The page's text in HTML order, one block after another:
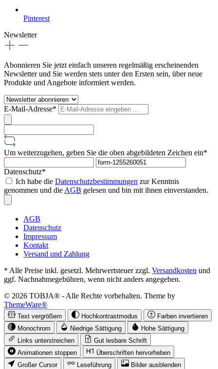
Pinterest
Newsletter
Abonnieren Sie jetzt einfach unseren regelmäßig erscheinenden
Newsletter und Sie werden stets unter den Ersten sein, über neue
Produkte und Angebote informiert werden.
E-Mail-Adresse*
Um weiterzugehen, geben Sie die oben abgebildeten Zeichen ein*
Datenschutz*
Ich habe die Datenschutzbestimmungen zur Kenntnis
genommen und die AGB gelesen und bin mit ihnen einverstanden.
AGB
Datenschutz
Impressum
Kontakt
Versand und Zahlung
* Alle Preise inkl. gesetzl. Mehrwertsteuer zzgl. Versandkosten und
ggf. Nachnahmegebühren, wenn nicht anders angegeben.
© 2026 TOBJA® - Alle Rechte vorbehalten. Theme by
ThemeWare®
Text vergrößern Hochkontrastmodus
Farben invertieren
Monochrom
Niedrige Sättigung
Hohe Sättigung
Links unterstreichen
Gut lesbare Schrift
Animationen stoppen
Überschriften hervorheben
Großer Cursor
Leseführung
Bilder ausblenden